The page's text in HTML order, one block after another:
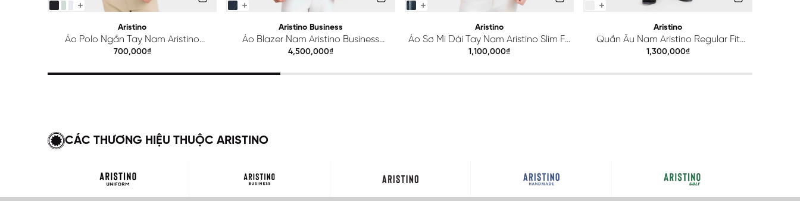
Aristino
Áo Polo Ngắn Tay Nam Aristino
Regular APS615EDP01
700,000₫
Aristino Business
Áo Blazer Nam Aristino Business
Premio 1BZ201S0H2
4,500,000₫
Aristino
Áo Sơ Mi Dài Tay Nam Aristino Slim Fit
ALS425S0H2
1,100,000₫
Aristino
Quần Âu Nam Aristino Regular Fit
ATR203S0H2
1,300,000₫
CÁC THƯƠNG HIỆU THUỘC ARISTINO